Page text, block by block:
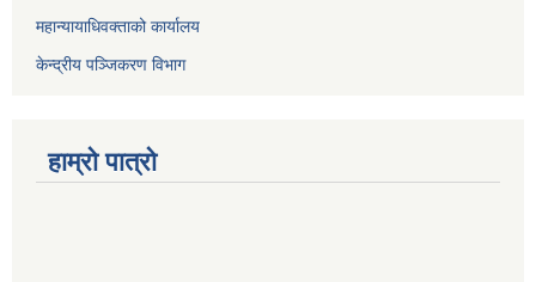
महान्यायाधिवक्ताको कार्यालय
केन्द्रीय पञ्जिकरण विभाग
हाम्रो पात्रो